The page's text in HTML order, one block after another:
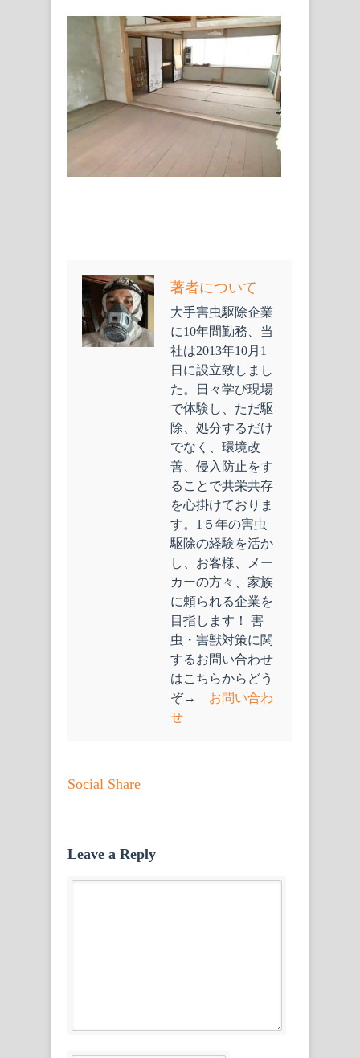
著者について
大手害虫駆除企業
に10年間勤務、当
社は2013年10月1
日に設立致しまし
た。日々学び現場
で体験し、ただ駆
除、処分するだけ
でなく、環境改
善、侵入防止をす
ることで共栄共存
を心掛けておりま
す。1５年の害虫
駆除の経験を活か
し、お客様、メー
カーの方々、家族
に頼られる企業を
目指します！ 害
虫・害獣対策に関
するお問い合わせ
はこちらからどう
ぞ→ お問い合わ
せ
Social Share
Leave a Reply